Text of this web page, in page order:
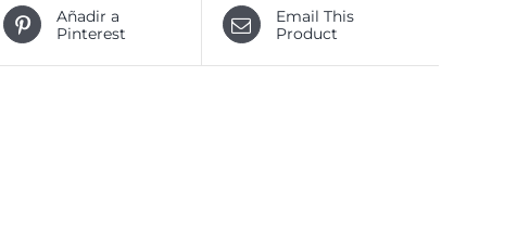
Añadir a
Pinterest
Email This
Product